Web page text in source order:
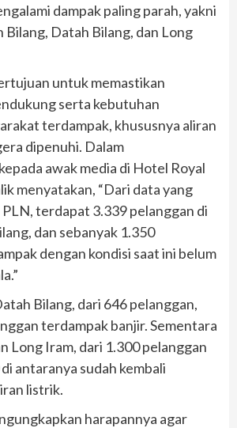
dampak paling parah, yakni
Bilang, Datah Bilang, dan Long
untuk memastikan
serta kebutuhan
terdampak, khususnya aliran
dipenuhi. Dalam
awak media di Hotel Royal
menyatakan, “Dari data yang
terdapat 3.339 pelanggan di
dan sebanyak 1.350
dengan kondisi saat ini belum
Bilang, dari 646 pelanggan,
terdampak banjir. Sementara
Long Iram, dari 1.300 pelanggan
antaranya sudah kembali
listrik.
harapannya agar